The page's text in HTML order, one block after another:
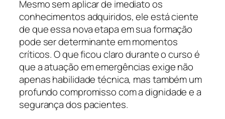
Mesmo sem aplicar de imediato os
conhecimentos adquiridos, ele está ciente
de que essa nova etapa em sua formação
pode ser determinante em momentos
críticos. O que ficou claro durante o curso é
que a atuação em emergências exige não
apenas habilidade técnica, mas também um
profundo compromisso com a dignidade e a
segurança dos pacientes.